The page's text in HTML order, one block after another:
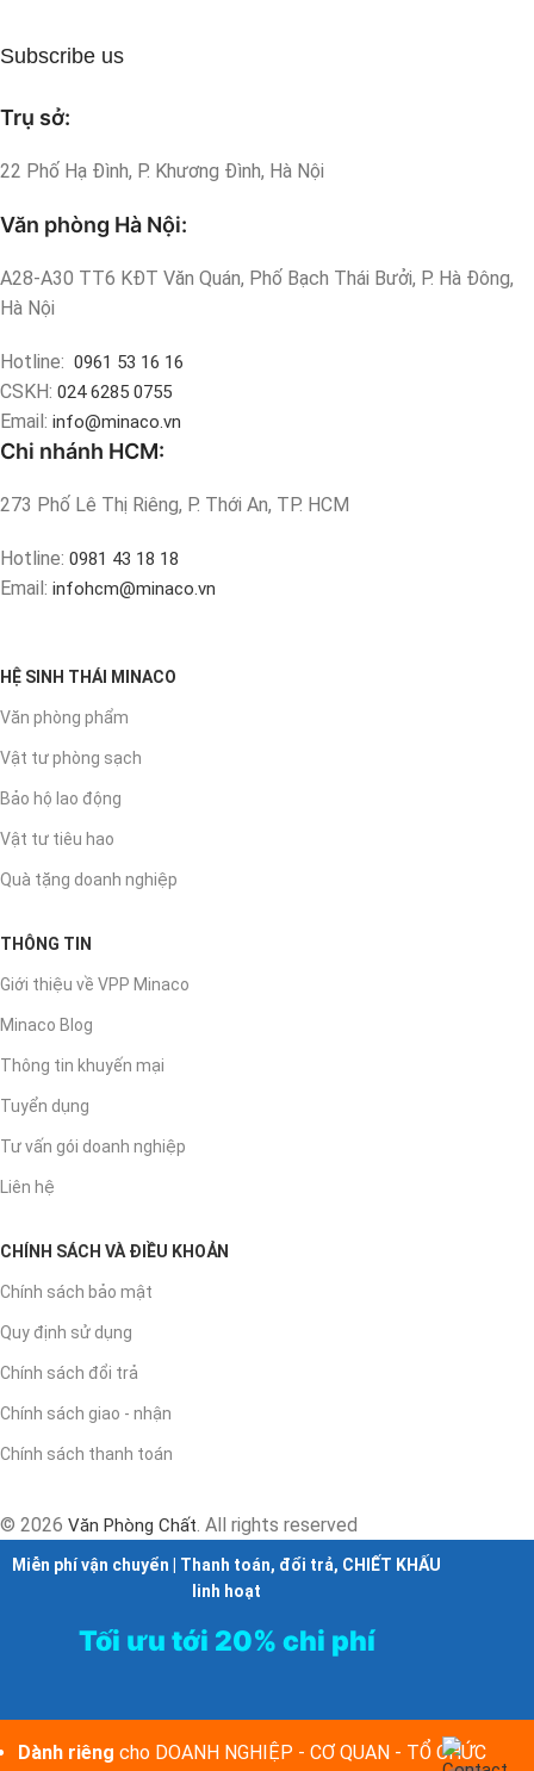
Subscribe us
Trụ sở:
22 Phố Hạ Đình, P. Khương Đình, Hà Nội
Văn phòng Hà Nội:
A28-A30 TT6 KĐT Văn Quán, Phố Bạch Thái Bưởi, P. Hà Đông,
Hà Nội
Hotline: 0961 53 16 16
CSKH: 024 6285 0755
Email: info@minaco.vn
Chi nhánh HCM:
273 Phố Lê Thị Riêng, P. Thới An, TP. HCM
Hotline: 0981 43 18 18
Email: infohcm@minaco.vn
HỆ SINH THÁI MINACO
Văn phòng phẩm
Vật tư phòng sạch
Bảo hộ lao động
Vật tư tiêu hao
Quà tặng doanh nghiệp
THÔNG TIN
Giới thiệu về VPP Minaco
Minaco Blog
Thông tin khuyến mại
Tuyển dụng
Tư vấn gói doanh nghiệp
Liên hệ
CHÍNH SÁCH VÀ ĐIỀU KHOẢN
Chính sách bảo mật
Quy định sử dụng
Chính sách đổi trả
Chính sách giao - nhận
Chính sách thanh toán
© 2026 Văn Phòng Chất. All rights reserved
Miễn phí vận chuyển | Thanh toán, đổi trả, CHIẾT KHẤU
linh hoạt
Tối ưu tới 20% chi phí
Dành riêng cho DOANH NGHIỆP - CƠ QUAN - TỔ CHỨC